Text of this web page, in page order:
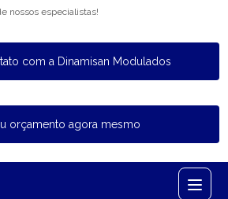
nossos especialistas!
com a Dinamisan Modulados
orçamento agora mesmo